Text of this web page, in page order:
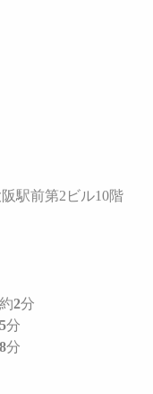
駅前第2ビル10階
2分
5分
8分